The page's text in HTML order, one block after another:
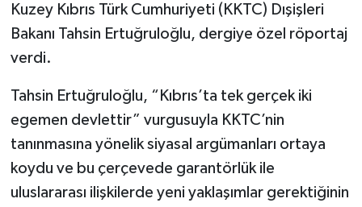
Kuzey Kıbrıs Türk Cumhuriyeti (KKTC) Dışişleri
Bakanı Tahsin Ertuğruloğlu, dergiye özel röportaj
verdi.
Tahsin Ertuğruloğlu, “Kıbrıs’ta tek gerçek iki
egemen devlettir” vurgusuyla KKTC’nin
tanınmasına yönelik siyasal argümanları ortaya
koydu ve bu çerçevede garantörlük ile
uluslararası ilişkilerde yeni yaklaşımlar gerektiğinin